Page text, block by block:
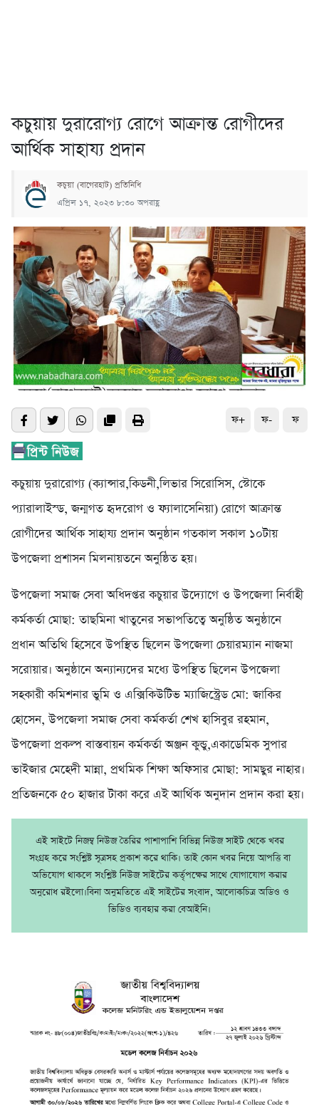
কচুয়ায় দুরারোগ্য রোগে আক্রান্ত রোগীদের
আর্থিক সাহায্য প্রদান
কচুয়া (বাগেরহাট) প্রতিনিধি
এপ্রিল ১৭, ২০২৩ ৮:৩০ অপরাহ্ণ
ফ+ ফ- ফ
কচুয়ায় দুরারোগ্য (ক্যান্সার,কিডনী,লিভার সিরোসিস, স্টোকে
প্যারালাইস্ড, জন্মগত হৃদরোগ ও ফ্যালাসেনিয়া) রোগে আক্রান্ত
রোগীদের আর্থিক সাহায্য প্রদান অনুষ্ঠান গতকাল সকাল ১০টায়
উপজেলা প্রশাসন মিলনায়তনে অনুষ্ঠিত হয়।
উপজেলা সমাজ সেবা অধিদপ্তর কচুয়ার উদ্যোগে ও উপজেলা নির্বাহী
কর্মকর্তা মোছা: তাছমিনা খাতুনের সভাপতিত্বে অনুষ্ঠিত অনুষ্ঠানে
প্রধান অতিথি হিসেবে উপস্থিত ছিলেন উপজেলা চেয়ারম্যান নাজমা
সরোয়ার। অনুষ্ঠানে অন্যান্যদের মধ্যে উপস্থিত ছিলেন উপজেলা
সহকারী কমিশনার ভুমি ও এক্সিকিউটিভ ম্যাজিস্ট্রেড মো: জাকির
হোসেন, উপজেলা সমাজ সেবা কর্মকর্তা শেখ হাসিবুর রহমান,
উপজেলা প্রকল্প বাস্তবায়ন কর্মকর্তা অঞ্জন কুন্ডু,একাডেমিক সুপার
ভাইজার মেহেদী মান্না, প্রথমিক শিক্ষা অফিসার মোছা: সামছুর নাহার।
প্রতিজনকে ৫০ হাজার টাকা করে এই আর্থিক অনুদান প্রদান করা হয়।
এই সাইটে নিজম্ব নিউজ তৈরির পাশাপাশি বিভিন্ন নিউজ সাইট থেকে খবর
সংগ্রহ করে সংশ্লিষ্ট সূত্রসহ প্রকাশ করে থাকি। তাই কোন খবর নিয়ে আপত্তি বা
অভিযোগ থাকলে সংশ্লিষ্ট নিউজ সাইটের কর্তৃপক্ষের সাথে যোগাযোগ করার
অনুরোধ রইলো।বিনা অনুমতিতে এই সাইটের সংবাদ, আলোকচিত্র অডিও ও
ভিডিও ব্যবহার করা বেআইনি।